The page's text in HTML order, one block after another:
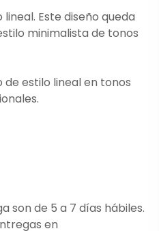
Este diseño queda
minimalista de tonos
estilo lineal en tonos
son de 5 a 7 días hábiles.
en